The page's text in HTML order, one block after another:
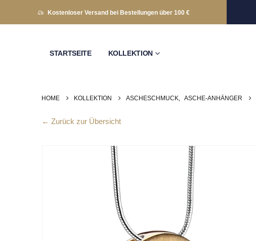
Kostenloser Versand bei Bestellungen über 100 €
STARTSEITE KOLLEKTION
HOME KOLLEKTION ASCHESCHMUCK, ASCHE-ANHÄNGER
← Zurück zur Übersicht